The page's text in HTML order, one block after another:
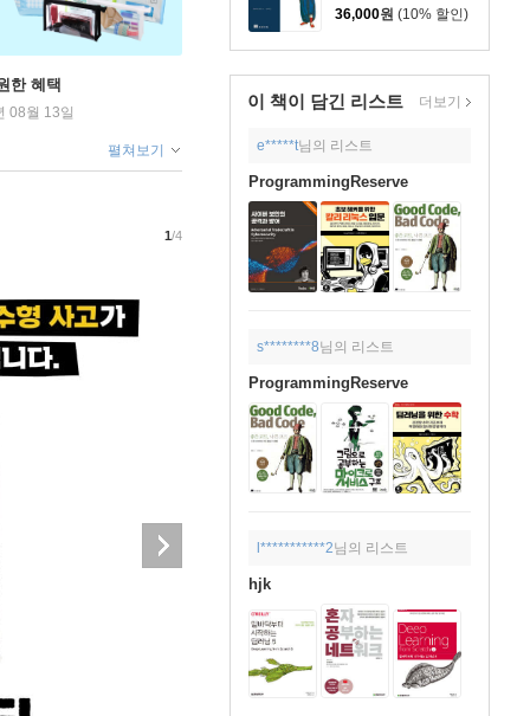
36,000원 (10% 할인)
이 책이 담긴 리스트 더보기
e*****t님의 리스트
ProgrammingReserve
s********8님의 리스트
ProgrammingReserve
l***********2님의 리스트
hjk
한 혜택
08월 13일
펼쳐보기
1/4